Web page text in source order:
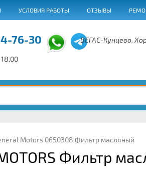
УСЛОВИЯ РАБОТЫ ОТЗЫВЫ
76-30 ВЕГАС-Кунцево,
Motors 0650308 Фильтр масляный
Фильтр